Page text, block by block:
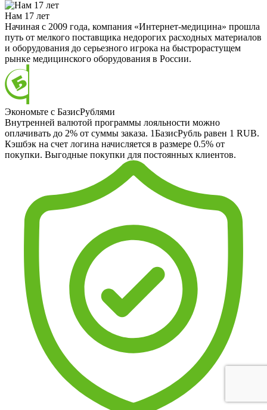
Нам 17 лет
Начиная с 2009 года, компания «Интернет-медицина» прошла
путь от мелкого поставщика недорогих расходных материалов
и оборудования до серьезного игрока на быстрорастущем
рынке медицинского оборудования в России.
Экономьте с БазисРублями
Внутренней валютой программы лояльности можно
оплачивать до 2% от суммы заказа. 1БазисРубль равен 1 RUB.
Кэшбэк на счет логина начисляется в размере 0.5% от
покупки. Выгодные покупки для постоянных клиентов.